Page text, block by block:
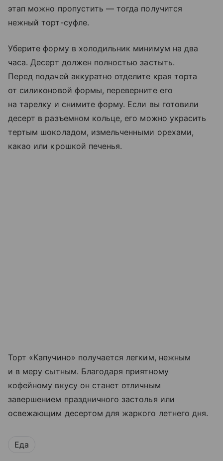
этап можно пропустить — тогда получится
нежный торт-суфле.
Уберите форму в холодильник минимум на два
часа. Десерт должен полностью застыть.
Перед подачей аккуратно отделите края торта
от силиконовой формы, переверните его
на тарелку и снимите форму. Если вы готовили
десерт в разъемном кольце, его можно украсить
тертым шоколадом, измельченными орехами,
какао или крошкой печенья.
Торт «Капучино» получается легким, нежным
и в меру сытным. Благодаря приятному
кофейному вкусу он станет отличным
завершением праздничного застолья или
освежающим десертом для жаркого летнего дня.
Еда